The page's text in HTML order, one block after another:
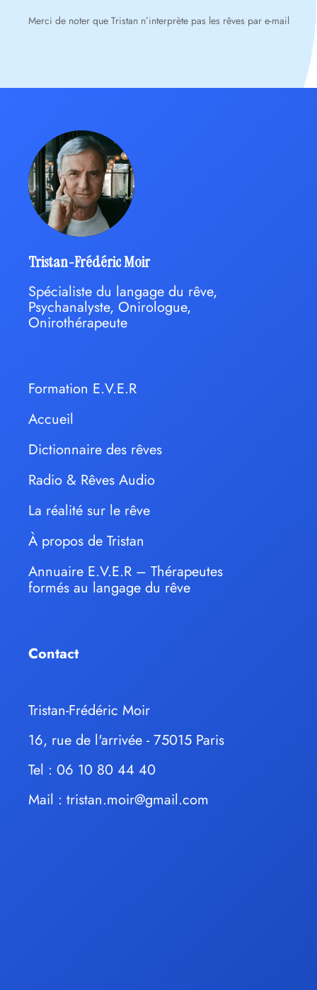
Merci de noter que Tristan n’interprète pas les rêves par e-mail
Tristan-Frédéric Moir
Spécialiste du langage du rêve,
Psychanalyste, Onirologue,
Onirothérapeute
Formation E.V.E.R
Accueil
Dictionnaire des rêves
Radio & Rêves Audio
La réalité sur le rêve
À propos de Tristan
Annuaire E.V.E.R – Thérapeutes
formés au langage du rêve
Contact
Tristan-Frédéric Moir
16, rue de l'arrivée - 75015 Paris
Tel : 06 10 80 44 40
Mail : tristan.moir@gmail.com